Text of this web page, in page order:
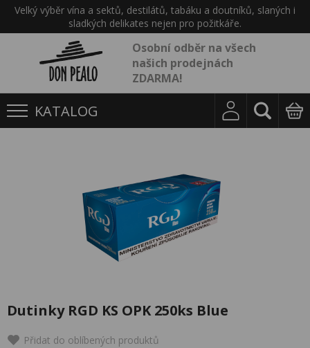
Velký výběr vína a sektů, destilátů, tabáku a doutníků, slaných i
sladkých delikates nejen pro požitkáře.
Osobní odběr na všech
našich prodejnách
ZDARMA!
KATALOG
Dutinky RGD KS OPK 250ks Blue
Přidat do oblíbených produktů